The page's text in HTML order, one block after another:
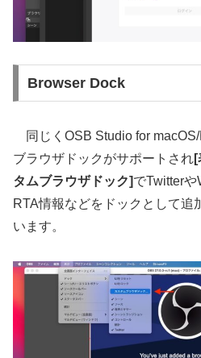
Browser Dock
同じくOSB Studio for
ブラウザドックがサポートされ
タムブラウザドック]でTwitter
RTA情報などをドックとして追
います。